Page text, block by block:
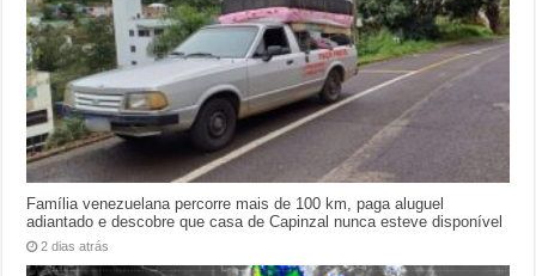
Família venezuelana percorre mais de 100 km, paga aluguel
adiantado e descobre que casa de Capinzal nunca esteve disponível
2 dias atrás